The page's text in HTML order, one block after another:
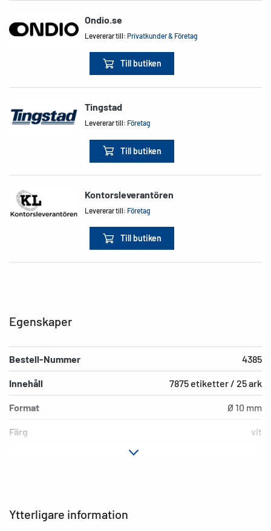
Ondio.se
Levererar till:Privatkunder & Företag
Till butiken
Tingstad
Levererar till: Företag
Till butiken
Kontorsleverantören
Levererar till: Företag
Till butiken
Ytterligare information
Egenskaper
Bestell-Nummer 4385
Innehåll 7875 etiketter / 25 ark
Format Ø 10 mm
Färg vit